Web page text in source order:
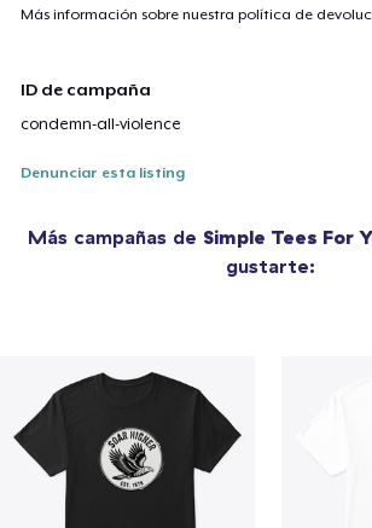
Más información sobre nuestra política de
ID de campaña
condemn-all-violence
Denunciar esta listing
Más campañas de Simple Tees For
gustarte: